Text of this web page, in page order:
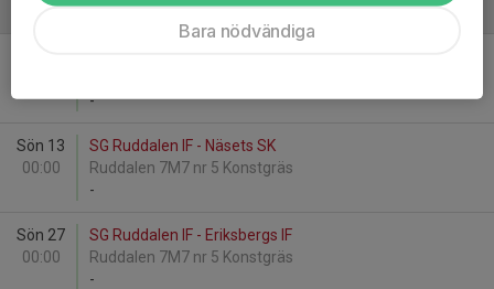
-
Sön 13
00:00
SG Ruddalen IF - Näsets SK
Ruddalen 7M7 nr 5 Konstgräs
-
Sön 27
00:00
SG Ruddalen IF - Eriksbergs IF
Ruddalen 7M7 nr 5 Konstgräs
-
Bara nödvändiga